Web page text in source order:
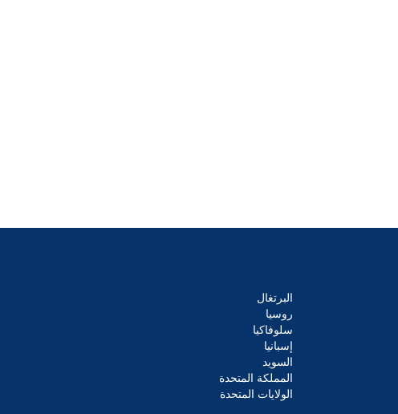
البرتغال
روسيا
سلوفاكيا
إسبانيا
السويد
المملكة المتحدة
الولايات المتحدة